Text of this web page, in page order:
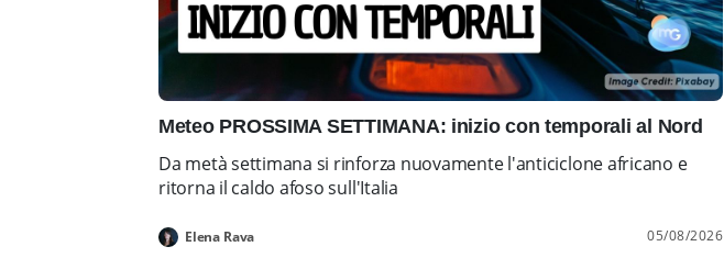
Meteo PROSSIMA SETTIMANA: inizio con temporali al Nord
Da metà settimana si rinforza nuovamente l'anticiclone africano e
ritorna il caldo afoso sull'Italia
Elena Rava 05/08/2026